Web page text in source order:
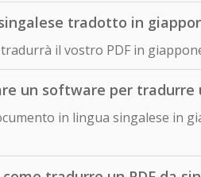
tradotto in
il vostro PDF in
un software per
in lingua singalese in